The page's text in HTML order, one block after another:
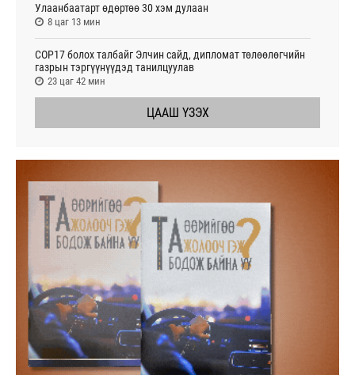
Улаанбаатарт өдөртөө 30 хэм дулаан
8 цаг 13 мин
СОР17 болох талбайг Элчин сайд, дипломат төлөөлөгчийн
газрын тэргүүнүүдэд танилцуулав
23 цаг 42 мин
ЦААШ ҮЗЭХ